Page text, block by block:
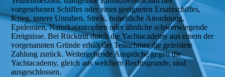
vorgesehenen Schiffes oder eines geeigneten Ersatzschiffes,
Krieg, innere Unruhen, Streik, hoheitliche Anordnung,
Epidemien, Naturkatastrophen oder ähnliche schwerwiegende
Ereignisse. Bei Rücktritt durch die Yachtacademy aus einem der
vorgenannten Gründe erhält der Teilnehmer die geleistete
Zahlung zurück. Weitergehende Ansprüche gegen die
Yachtacademy, gleich aus welchem Rechtsgrunde, sind
ausgeschlossen.